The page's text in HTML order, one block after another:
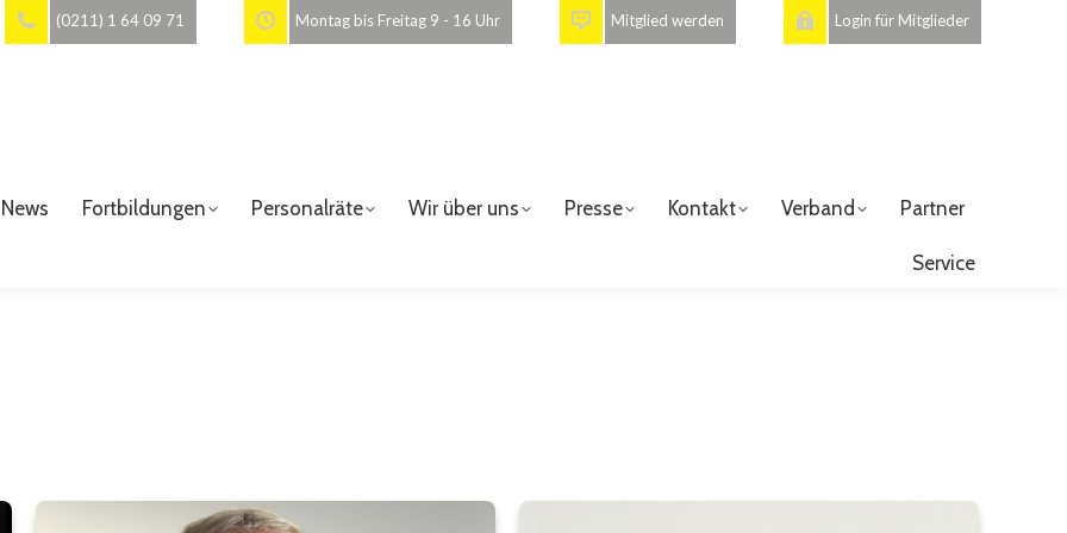
(0211) 1 64 09 71 Montag bis Freitag 9 - 16 Uhr Mitglied werden Login für Mitglieder
News Fortbildungen Personalräte Wir über uns Presse Kontakt Verband Partner
Service